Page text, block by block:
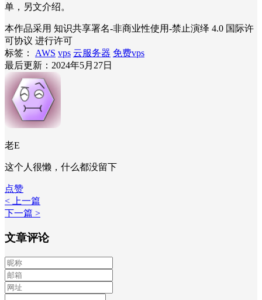
单，另文介绍。
本作品采用 知识共享署名-非商业性使用-禁止演绎 4.0 国际许
可协议 进行许可
标签：
AWS vps 云服务器 免费vps
最后更新：2024年5月27日
老E
这个人很懒，什么都没留下
点赞
< 上一篇
下一篇 >
文章评论